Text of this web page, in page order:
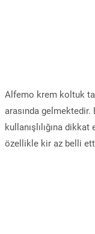
Alfemo krem koltuk
arasında gelmektedir.
kullanışlılığına
özellikle kir az belli